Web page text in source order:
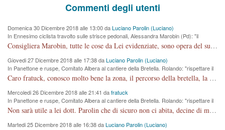
Commenti degli utenti
Domenica 30 Dicembre 2018 alle 13:00 daLuciano Parolin (Luciano)
In Ennesimo ciclista travolto sulle strisce pedonali, Alessandra Marobin (Pd): "il
Comune si svegli"
Consigliera Marobin, tutte le cose da Lei evidenziate, sono opera del suo ex Assessore e compagno di Partito Antonio Marco Dalla Pozza Assessore alla "progettazione" di piste ciclabili e altre porcherie. A lui manderei il conto da saldare per incidenti e danni alle persone. E' ora che "finiamola." Avete perso rassegnatevi. qui IL SINDACO RUCCO NON C'ENTRA PER NIENTE. CAPITO!!!!!!!! Amen.
Giovedi 27 Dicembre 2018 alle 17:38 daLuciano Parolin (Luciano)
In Panettone e ruspe, Comitato Albera al cantiere della Bretella. Rolando: "rispettare il
cronoprogramma"
Caro fratuck, conosco molto bene la zona, il percorso della bretella, la situazione dei cittadini, abito in Viale Trento. A partire dal 2003 ho partecipato al Comitato di Maddalene pro bretella, e a riunioni propositive per apportare modifiche al progetto. Numerose mie foto del territorio sono arrivate a Roma, altri miei interventi (non graditi dalla Sx) sono stati pubblicati dal GdV, assieme ad altri come Ciro Asproso, ora favorevole alla bretella. Ho partecipato alla raccolta firme per la chiusura della strada x 5 giorni eseguita dal Sindaco Hullwech per sforamento 180 Micro/g. Pertanto come impegno per la tematica sono apposto con la coscienza. Ora il Progetto è partito, fine! Voglio dire che la nuova Giunta "comunale" non c'entra più. L'opera sarà "malauguratamente" eseguita, ma non con il mio placet. Il Consigliere Comunale dovrebbe capire che la campagna elettorale è finita, con buona pace di tutti. Quello che invece dovrebbe interessare è la proprietà della strada, dall'uscita autostradale Ovest, sino alla Rotatoria dell'Albara, vi sono tre possessori: Autostrade SpA; La Provincia, il Comune. Come la mettiamo per il futuro ? I costi, da 50 sono saliti a 100 milioni di € come dire 20 milioni a KM (!) da non credere. Comunque si farà. Ma nessuno canti Vittoria, anzi meglio non farne un ulteriore fatto "partitico" per questioni elettorali o di seggio. Se mi manda la sua mail, sono disponibile ad inviare i documenti e le foto sopra descritte. Con ossequi, Luciano Parolin
Mercoledi 26 Dicembre 2018 alle 21:41 dafratuck
In Panettone e ruspe, Comitato Albera al cantiere della Bretella. Rolando: "rispettare il
cronoprogramma"
Non sarà utile a lei dott. Parolin che di sicuro non ci abita, decine di migliaia di TIR, automobili e padroncini che passano quotidianamente per una strada appena rotabile, non è più possibile stendere i panni, attraversare la strada senza rischiare la morte, le case stanno crepando, i tempi sono cambiati e la bretella non passerà assolutamente per maddalene (ma cosa sta a dire?!), dia invece responsabilità a chi ha costruito tagliando la strada che doveva invece terminare a isola vicentina e non al moracchino lasciando Motta di Costabissara ancora in panne di traffico. I tempi sono cambiati dottore e se l'anagrafe della vita stagna nell'essere umano impressioni conservatrici, la società non le considera perchè va avanti, si industrializza e ha bisogno di infrastrutture e di sviluppo. Ultima considerazione, se è geloso di Rolando perchè vede in lui solo campagne politiche mentre si difendono i SOLI diritti dei cittadini, la preghiamo faccia considerazioni più appropriate. Saluti e complimenti per i suoi scritti.
Martedi 25 Dicembre 2018 alle 16:38 daLuciano Parolin (Luciano)